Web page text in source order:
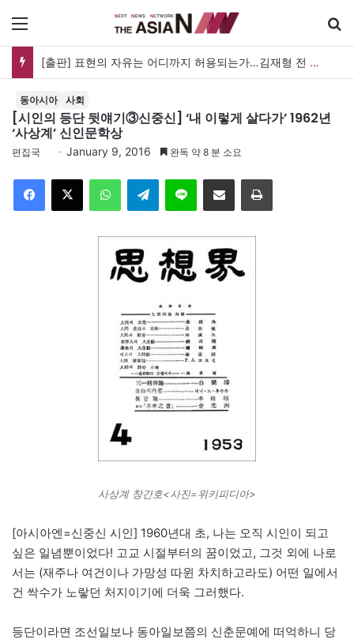
아자뉴스바이트 20260809
동아시아 사회
[시인의 등단 뒷얘기③신중신] ‘내 이렇게 살다가’ 1962년
‘사상계’ 신인문학상
편집국 January 9, 2016 완독 약 8 분 소요
Telegram 이메일
사상계 창간호<사진=위키피디아>
[아시아엔=신중신 시인] 1960년대 초, 나는 오직 시인이 되고
싶은 일념뿐이었다! 고교 시절부터의 꿈이었고, 그것 외에 나로
서는 (재주나 여건이나 가망성 따윈 차치하고라도) 어떤 일에서
건 싹수가 노랗던 처지이기에 더욱 그러했다.
등단이라면 조선일보나 동아일보쯤의 신춘문예에 떠억하니 당